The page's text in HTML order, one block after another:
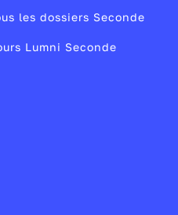
les dossiers Seconde
Lumni Seconde